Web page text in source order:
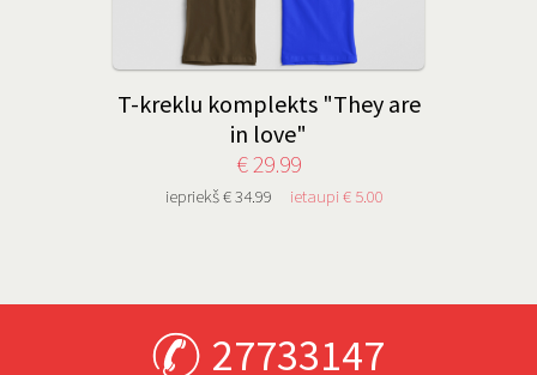
T-kreklu komplekts "They are
in love"
€ 29.99
iepriekš € 34.99 ietaupi € 5.00
27733147